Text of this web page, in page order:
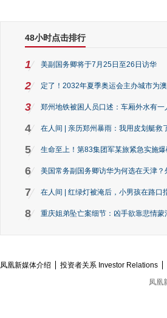
48小时点击排行
1 美副国务卿将于7月25日至26日访华
2 定了！2032年夏季奥运会主办城市为
3 郑州地铁被困人员口述：车厢外水有
4 在人间 | 亲历郑州暴雨：我用皮划艇救
5 生命至上！第83集团军某旅紧急实施
6 美国常务副国务卿访华为何选在天津？
7 在人间 | 红绿灯被淹后，小男孩在路口
8 重庆姐弟坠亡案细节：凶手欲靠悲情蒙
凤凰新媒体介绍 投资者关系 Investor Relations
凤凰